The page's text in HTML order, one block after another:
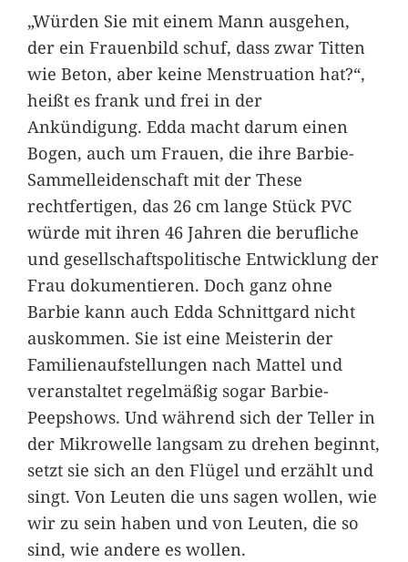
„Würden Sie mit einem Mann ausgehen,
der ein Frauenbild schuf, dass zwar Titten
wie Beton, aber keine Menstruation hat?“,
heißt es frank und frei in der
Ankündigung. Edda macht darum einen
Bogen, auch um Frauen, die ihre Barbie-
Sammelleidenschaft mit der These
rechtfertigen, das 26 cm lange Stück PVC
würde mit ihren 46 Jahren die berufliche
und gesellschaftspolitische Entwicklung der
Frau dokumentieren. Doch ganz ohne
Barbie kann auch Edda Schnittgard nicht
auskommen. Sie ist eine Meisterin der
Familienaufstellungen nach Mattel und
veranstaltet regelmäßig sogar Barbie-
Peepshows. Und während sich der Teller in
der Mikrowelle langsam zu drehen beginnt,
setzt sie sich an den Flügel und erzählt und
singt. Von Leuten die uns sagen wollen, wie
wir zu sein haben und von Leuten, die so
sind, wie andere es wollen.